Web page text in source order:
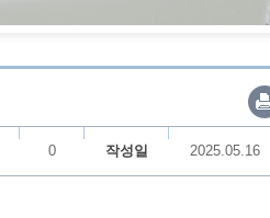
0 작성일 2025.05.16